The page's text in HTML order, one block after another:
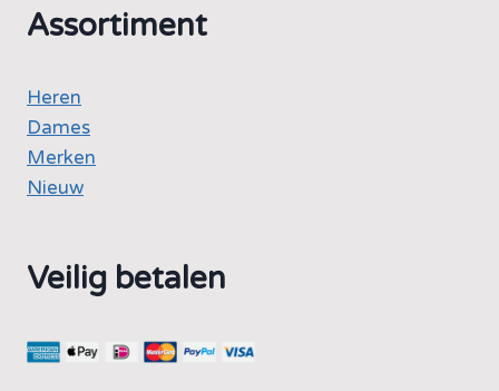
Assortiment
Heren
Dames
Merken
Nieuw
Veilig betalen